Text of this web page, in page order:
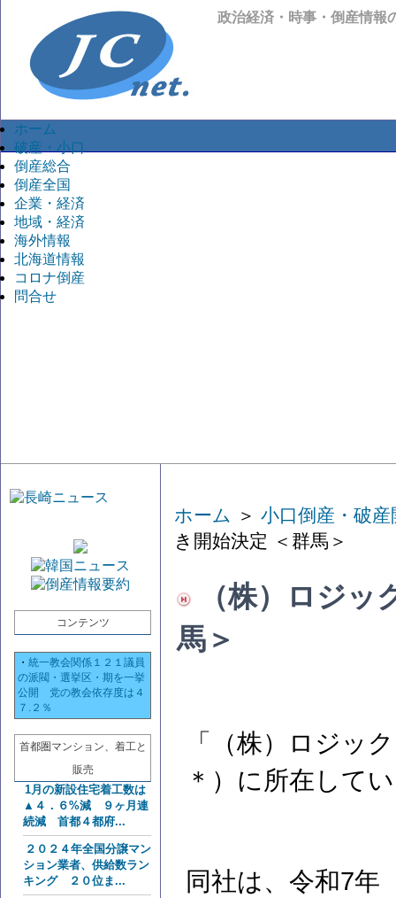
政治経済・時事・倒産情報
ホーム
破産・小口
倒産総合
倒産全国
企業・経済
地域・経済
海外情報
北海道情報
コロナ倒産
問合せ
コンテンツ
・ 統一教会関係１２１議員
の派閥・選挙区・期を一挙
公開 党の教会依存度は４
７.２％
首都圏マンション、着工と
販売
1月の新設住宅着工数は
▲４．６%減 ９ヶ月連
続減 首都４都府...
２０２４年全国分譲マン
ション業者、供給数ラン
キング ２０位ま...
ホーム ＞ 小口倒産・破産
き開始決定 ＜群馬＞
（株）ロジッ
馬＞
「（株）ロジッ
＊）に所在して
同社は、令和7年